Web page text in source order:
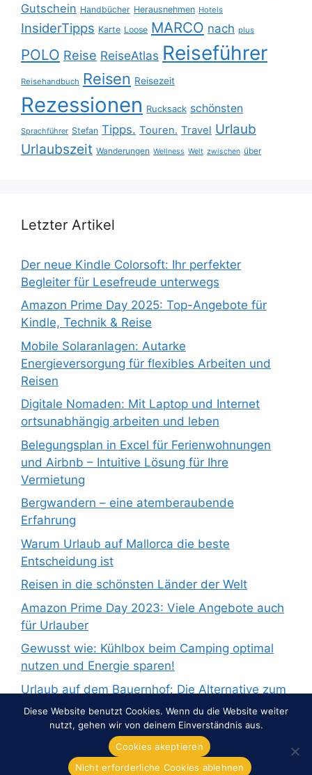
Gutschein Handbücher Herausnehmen Hotels
InsiderTipps Karte Loose MARCO nach plus
POLO Reise ReiseAtlas Reiseführer
Reisehandbuch Reisen Reisezeit
Rezessionen Rucksack schönsten
Sprachführer Stefan Tipps. Touren. Travel Urlaub
Urlaubszeit Wanderungen Wellness Welt zwischen über
Letzter Artikel
Der neue Kindle Colorsoft: Ihr perfekter
Begleiter für Lesefreude unterwegs
Amazon Prime Day 2025: Top-Angebote für
Kindle, Technik & Reise
Mobile Solaranlagen: Autarke
Energieversorgung für flexibles Arbeiten und
Reisen
Digitale Nomaden: Mit Laptop und Internet
ortsunabhängig arbeiten und leben
Belegungsplan in Excel für Ferienwohnungen
und Airbnb – Intuitive Lösung für Ihre
Vermietung
Bergwandern – eine atemberaubende
Erfahrung
Warum Urlaub auf Mallorca die beste
Entscheidung ist
Reisen in die schönsten Länder der Welt
Amazon Prime Day 2023: Viele Angebote auch
für Urlauber
Gewusst wie: Kühlbox beim Camping optimal
nutzen und Energie sparen!
Urlaub auf dem Bauernhof: Die Alternative zum
Pauschalurlaub
© 2026 Overnight-Europe.de• Erstellt mit
Diese Website benutzt Cookies. Wenn du die Website weiter
nutzt, gehen wir von deinem Einverständnis aus.
Cookies akeptieren
Nicht erforderliche Cookies ablehnen